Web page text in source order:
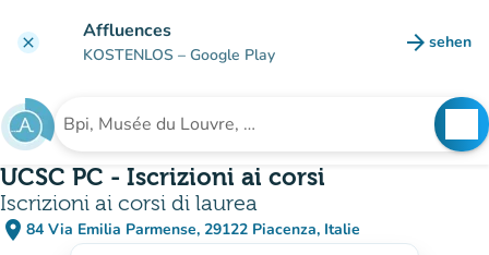
clear Affluences
KOSTENLOS – Google Play arrow_forward sehen
(new
Suche nach einer Einrichtung
UCSC PC - Iscrizioni ai corsi
Iscrizioni ai corsi di laurea
place 84 Via Emilia Parmense, 29122 Piacenza, Italie
(in Google Maps öffnen)
(new tab)